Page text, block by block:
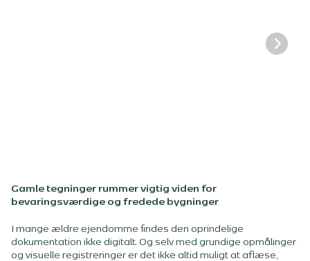
Gamle tegninger rummer vigtig viden for
bevaringsværdige og fredede bygninger
I mange ældre ejendomme findes den oprindelige
dokumentation ikke digitalt. Og selv med grundige opmålinger
og visuelle registreringer er det ikke altid muligt at aflæse,